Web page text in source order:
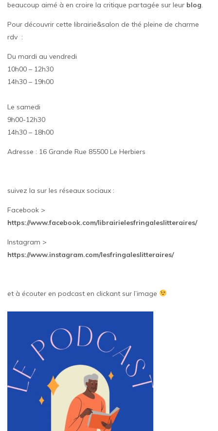
beaucoup aimé à en croire la critique partagée sur leur blog.
Pour découvrir cette librairie&salon de thé pleine de charme
rdv :
Du mardi au vendredi
10h00 – 12h30
14h30 – 19h00
Le samedi
9h00-12h30
14h30 – 18h00
Adresse : 16 Grande Rue 85500 Le Herbiers
suivez la sur les réseaux sociaux :
Facebook >
https://www.facebook.com/librairielesfringaleslitteraires/
Instagram >
https://www.instagram.com/lesfringaleslitteraires/
et à écouter en podcast en clickant sur l’image